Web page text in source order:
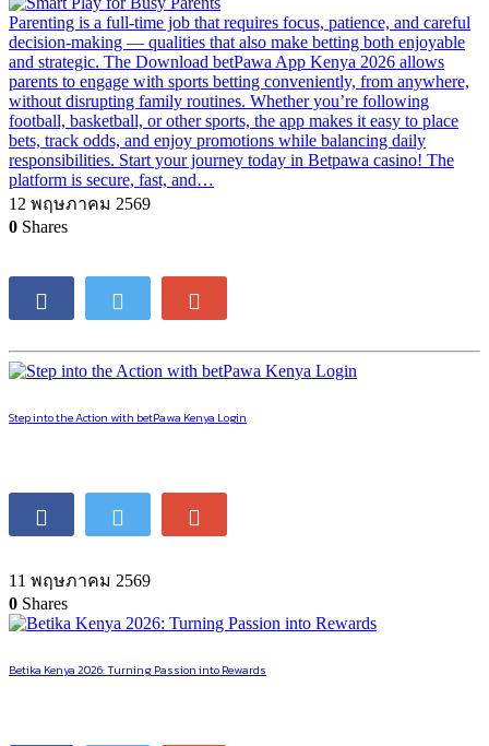
Parenting is a full-time job that requires focus, patience, and careful
decision-making — qualities that also make betting both enjoyable
and strategic. The Download betPawa App Kenya 2026 allows
parents to engage with sports betting conveniently, from anywhere,
without disrupting family routines. Whether you’re following
football, basketball, or other sports, the app makes it easy to place
bets, track odds, and enjoy promotions while balancing daily
responsibilities. Start your journey today in Betpawa casino! The
platform is secure, fast, and…
12 พฤษภาคม 2569
0 Shares
Step into the Action with betPawa Kenya Login
11 พฤษภาคม 2569
0 Shares
Betika Kenya 2026: Turning Passion into Rewards